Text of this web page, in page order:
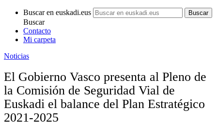
Buscar en euskadi.eus
Buscar
Contacto
Mi carpeta
Noticias
El Gobierno Vasco presenta al Pleno de
la Comisión de Seguridad Vial de
Euskadi el balance del Plan Estratégico
2021-2025